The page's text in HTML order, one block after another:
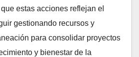
estas acciones reflejan el
gestionando recursos y
para consolidar proyectos
y bienestar de la